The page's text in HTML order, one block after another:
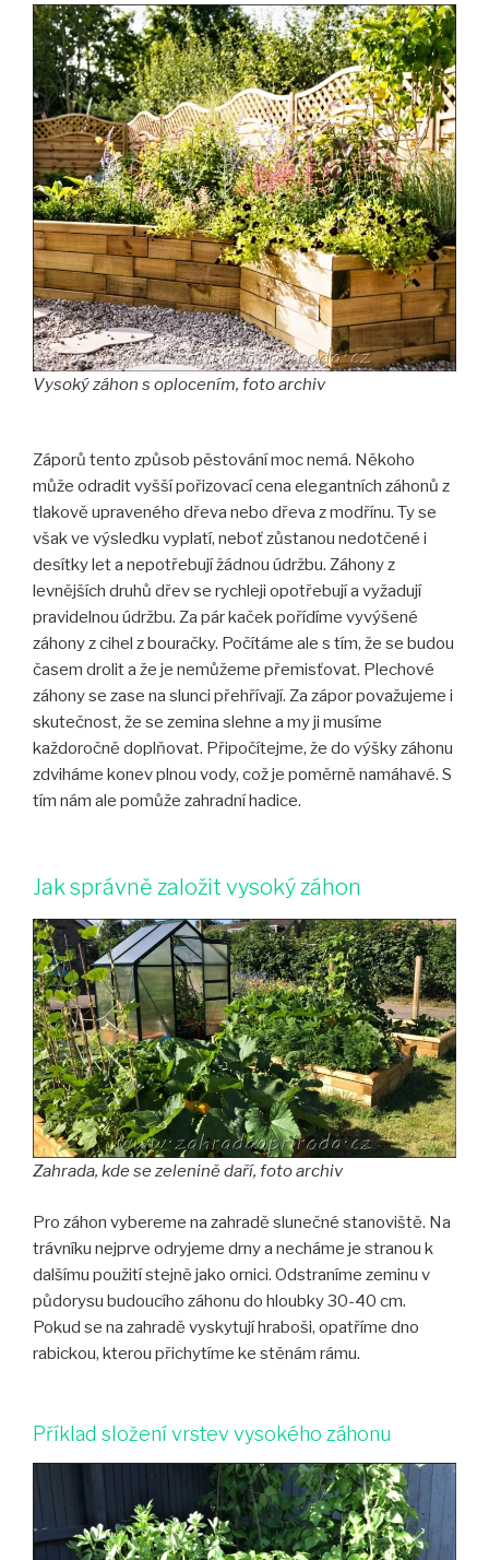
Vysoký záhon s oplocením, foto archiv
Záporů tento způsob pěstování moc nemá. Někoho
může odradit vyšší pořizovací cena elegantních záhonů z
tlakově upraveného dřeva nebo dřeva z modřínu. Ty se
však ve výsledku vyplatí, neboť zůstanou nedotčené i
desítky let a nepotřebují žádnou údržbu. Záhony z
levnějších druhů dřev se rychleji opotřebují a vyžadují
pravidelnou údržbu. Za pár kaček pořídíme vyvýšené
záhony z cihel z bouračky. Počítáme ale s tím, že se budou
časem drolit a že je nemůžeme přemisťovat. Plechové
záhony se zase na slunci přehřívají. Za zápor považujeme i
skutečnost, že se zemina slehne a my ji musíme
každoročně doplňovat. Připočítejme, že do výšky záhonu
zdviháme konev plnou vody, což je poměrně namáhavé. S
tím nám ale pomůže zahradní hadice.
Jak správně založit vysoký záhon
Zahrada, kde se zelenině daří, foto archiv
Pro záhon vybereme na zahradě slunečné stanoviště. Na
trávníku nejprve odryjeme drny a necháme je stranou k
dalšímu použití stejně jako ornici. Odstraníme zeminu v
půdorysu budoucího záhonu do hloubky 30-40 cm.
Pokud se na zahradě vyskytují hraboši, opatříme dno
rabickou, kterou přichytíme ke stěnám rámu.
Příklad složení vrstev vysokého záhonu